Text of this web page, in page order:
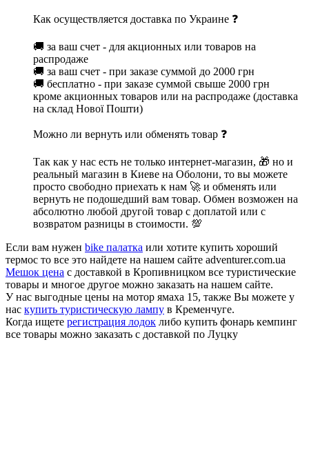
Как осуществляется доставка по Украине ❓
🚚 за ваш счет - для акционных или товаров на
распродаже
🚚 за ваш счет - при заказе суммой до 2000 грн
🚚 бесплатно - при заказе суммой свыше 2000 грн
кроме акционных товаров или на распродаже (доставка
на склад Нової Пошти)
Можно ли вернуть или обменять товар ❓
Так как у нас есть не только интернет-магазин, 🎁 но и
реальный магазин в Киеве на Оболони, то вы можете
просто свободно приехать к нам 🚀 и обменять или
вернуть не подошедший вам товар. Обмен возможен на
абсолютно любой другой товар с доплатой или с
возвратом разницы в стоимости. 💯
Если вам нужен bike палатка или хотите купить хороший
термос то все это найдете на нашем сайте adventurer.com.ua
Мешок цена с доставкой в Кропивницком все туристические
товары и многое другое можно заказать на нашем сайте.
У нас выгодные цены на мотор ямаха 15, также Вы можете у
нас купить туристическую лампу в Кременчуге.
Когда ищете регистрация лодок либо купить фонарь кемпинг
все товары можно заказать с доставкой по Луцку